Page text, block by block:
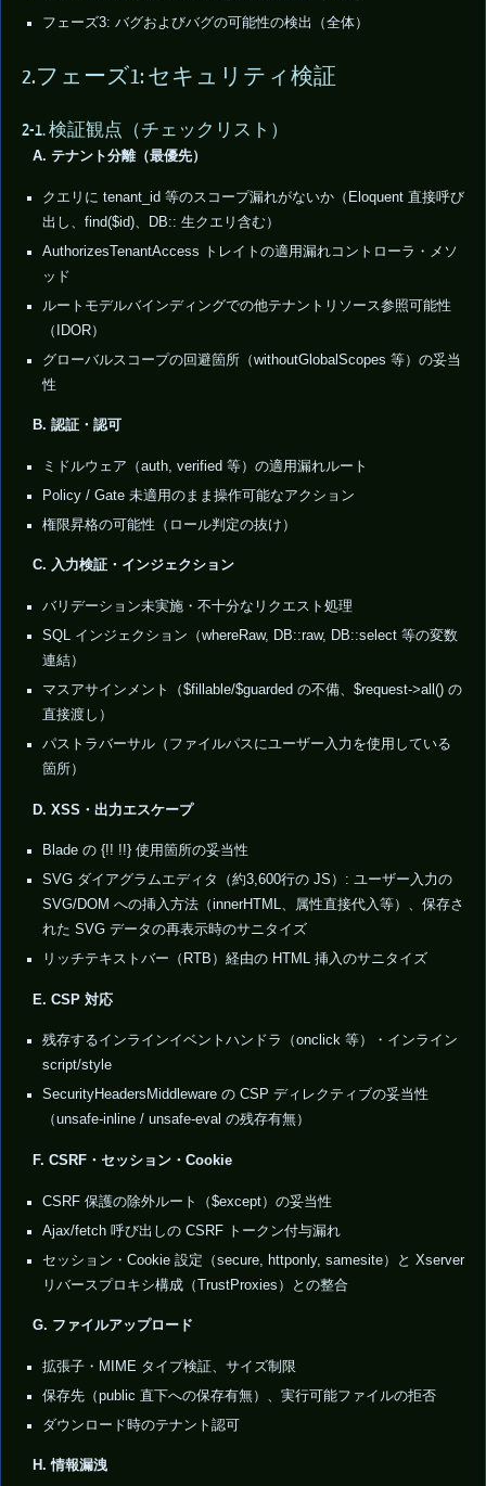
フェーズ3: バグおよびバグの可能性の検出（全体）
2.フェーズ1: セキュリティ検証
2-1. 検証観点（チェックリスト）
A. テナント分離（最優先）
クエリに tenant_id 等のスコープ漏れがないか（Eloquent 直接呼び
出し、find($id)、DB:: 生クエリ含む）
AuthorizesTenantAccess トレイトの適用漏れコントローラ・メソ
ッド
ルートモデルバインディングでの他テナントリソース参照可能性
（IDOR）
グローバルスコープの回避箇所（withoutGlobalScopes 等）の妥当
性
B. 認証・認可
ミドルウェア（auth, verified 等）の適用漏れルート
Policy / Gate 未適用のまま操作可能なアクション
権限昇格の可能性（ロール判定の抜け）
C. 入力検証・インジェクション
バリデーション未実施・不十分なリクエスト処理
SQL インジェクション（whereRaw, DB::raw, DB::select 等の変数
連結）
マスアサインメント（$fillable/$guarded の不備、$request->all() の
直接渡し）
パストラバーサル（ファイルパスにユーザー入力を使用している
箇所）
D. XSS・出力エスケープ
Blade の {!! !!} 使用箇所の妥当性
SVG ダイアグラムエディタ（約3,600行の JS）: ユーザー入力の
SVG/DOM への挿入方法（innerHTML、属性直接代入等）、保存さ
れた SVG データの再表示時のサニタイズ
リッチテキストバー（RTB）経由の HTML 挿入のサニタイズ
E. CSP 対応
残存するインラインイベントハンドラ（onclick 等）・インライン
script/style
SecurityHeadersMiddleware の CSP ディレクティブの妥当性
（unsafe-inline / unsafe-eval の残存有無）
F. CSRF・セッション・Cookie
CSRF 保護の除外ルート（$except）の妥当性
Ajax/fetch 呼び出しの CSRF トークン付与漏れ
セッション・Cookie 設定（secure, httponly, samesite）と Xserver
リバースプロキシ構成（TrustProxies）との整合
G. ファイルアップロード
拡張子・MIME タイプ検証、サイズ制限
保存先（public 直下への保存有無）、実行可能ファイルの拒否
ダウンロード時のテナント認可
H. 情報漏洩